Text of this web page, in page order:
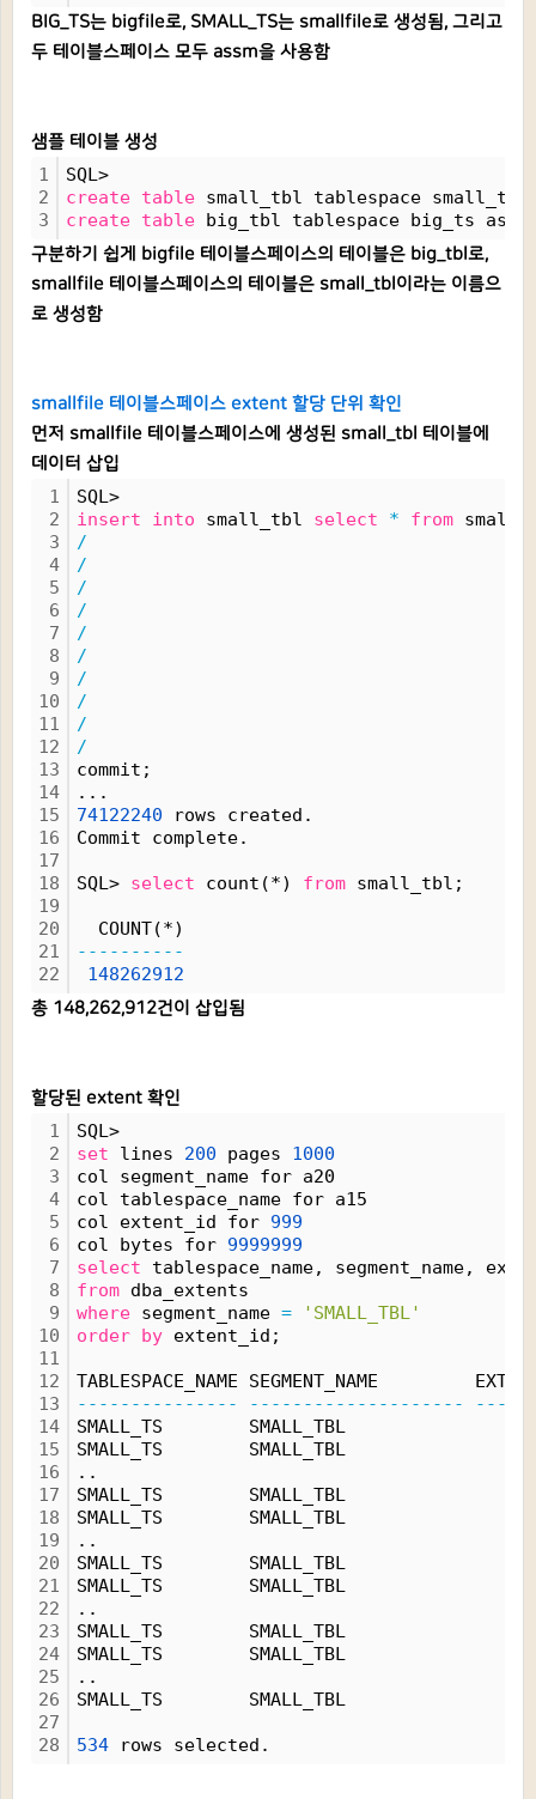
BIG_TS는 bigfile로, SMALL_TS는 smallfile로 생성됨, 그리고
두 테이블스페이스 모두 assm을 사용함
샘플 테이블 생성
1
2
3
SQL>
create table small_tbl tablespace small_ts
create table big_tbl tablespace big_ts as
구분하기 쉽게 bigfile 테이블스페이스의 테이블은 big_tbl로,
smallfile 테이블스페이스의 테이블은 small_tbl이라는 이름으
로 생성함
smallfile 테이블스페이스 extent 할당 단위 확인
먼저 smallfile 테이블스페이스에 생성된 small_tbl 테이블에
데이터 삽입
1
2
3
4
5
6
7
8
9
10
11
12
13
14
15
16
17
18
19
20
21
22
SQL>
insert
into small_tbl select * from
/
/
/
/
/
/
/
/
/
/
commit;
...
74122240 rows created.
Commit complete.
SQL> select count(*) from small_tbl;
COUNT(*)
----------
148262912
총 148,262,912건이 삽입됨
할당된 extent 확인
1
2
3
4
5
6
7
8
9
10
11
12
13
14
15
16
17
18
19
20
21
22
23
24
25
26
27
28
SQL>
set lines 200 pages 1000
col segment_name for a20
col tablespace_name for a15
col extent_id for 999
col bytes for 9999999
select tablespace_name, segment_name,
from dba_extents
where segment_name =
'SMALL_TBL'
order by extent_id;
TABLESPACE_NAME SEGMENT_NAME
---------------
--------------------
SMALL_TS
SMALL_TS
..
SMALL_TS
SMALL_TS
..
SMALL_TS
SMALL_TS
..
SMALL_TS
SMALL_TS
..
SMALL_TS
534 rows selected.